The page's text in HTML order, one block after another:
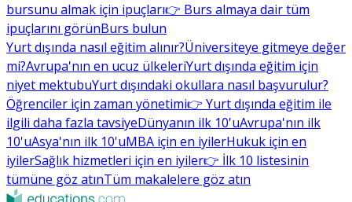
bursunu almak için ipuçları👉 Burs almaya dair tüm
ipuçlarını görünBurs bulun
Yurt dışında nasıl eğitim alınır?Üniversiteye gitmeye değer
mi?Avrupa'nın en ucuz ülkeleriYurt dışında eğitim için
niyet mektubuYurt dışındaki okullara nasıl başvurulur?
Öğrenciler için zaman yönetimi👉 Yurt dışında eğitim ile
ilgili daha fazla tavsiyeDünyanın ilk 10'uAvrupa'nın ilk
10'uAsya'nın ilk 10'uMBA için en iyilerHukuk için en
iyilerSağlık hizmetleri için en iyiler👉 İlk 10 listesinin
tümüne göz atınTüm makalelere göz atın